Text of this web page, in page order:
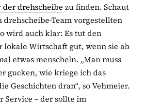
drehscheibe zu finden. Schaut
drehscheibe-Team vorgestellten
wird auch klar: Es tut den
lokale Wirtschaft gut, wenn sie ab
etwas menscheln. „Man muss
gucken, wie kriege ich das
Geschichten dran“, so Vehmeier.
Service – der sollte im